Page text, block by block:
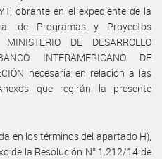
obrante en el expediente de la
de Programas y Proyectos
DE DESARROLLO
INTERAMERICANO DE
necesaria en relación a las
que regirán la presente
en los términos del apartado H),
de la Resolución N° 1.212/14 de